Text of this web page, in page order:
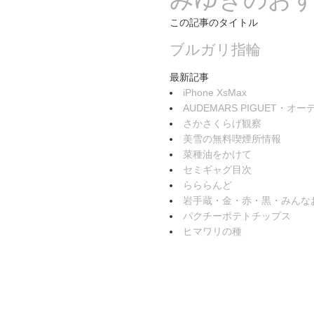
この記事のタイトル
ブルガリ指輪
最新記事
iPhone XsMax
AUDEMARS PIGUET・オー
さかさくらげ観察
美雪の無料喫煙所情報
菜種油をかけて
セミギャグ目次
らららんど
岩手蔵・金・赤・黒・みんな
パクチーポテトチップス
ヒマワリの種